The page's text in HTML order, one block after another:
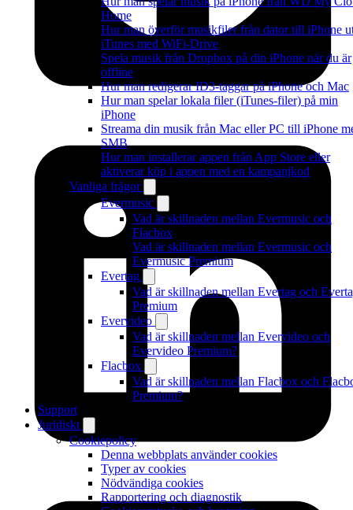
Home
Hur man överför musikfiler från dator till iPhone
iTunes med WiFi-Drive
Spela musik från Dropbox på din iPhone när du är
offline
Hur man redigerar ID3-taggar på iPhone och Mac
Hur man spelar lokala filer (iTunes-filer) på min
iPhone
Streama din musik från Mac eller PC till iPhone
SMB
Hur man installerar appen från App Store eller
aktiverar köp i appen med en kampanjkod
Vanliga frågor
Evermusic
Vad är skillnaden mellan Evermusic och
Flacbox
Vad är skillnaden mellan Evermusic och
Evermusic Premium
Evertag
Vad är skillnaden mellan Evertag och
Premium
Evervideo
Vad är skillnaden mellan Evervideo och
Evervideo Premium?
Flacbox
Vad är skillnaden mellan Flacbox och
Premium?
Support
Juridiskt
Cookiepolicy
Denna webbplats använder cookies
Typer av cookies
Nödvändiga cookies
Rapportering och diagnostik